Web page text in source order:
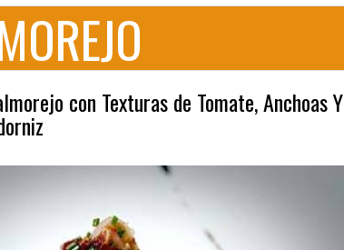
con Texturas de Tomate, Anchoas Y